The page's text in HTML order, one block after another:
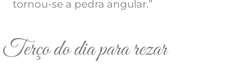
tornou-se a pedra angular.”
Terço do dia para rezar